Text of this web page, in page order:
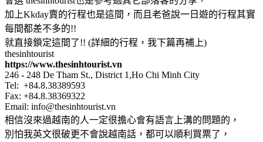
加上Kkday賣的行程也是這間，而且老爸說一日遊的行程其實
每間都差不多的!!
就直接鎖定這間了!! (詳細的行程，我下篇再補上)
thesinhtourist
https://www.thesinhtourist.vn
246 - 248 De Tham St., District 1,Ho Chi Minh City
Tel: +84.8.38389593
Fax: +84.8.38369322
Email: info@thesinhtourist.vn
相信沒來過越南的人一定很擔心會有語言上溝的問題的，
別怕我英文很破更不會說越南話，都可以順利買票了，